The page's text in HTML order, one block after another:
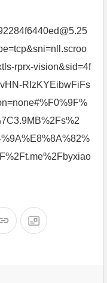
rprx-vision&sid=4f
RIzKYEibwFiFs